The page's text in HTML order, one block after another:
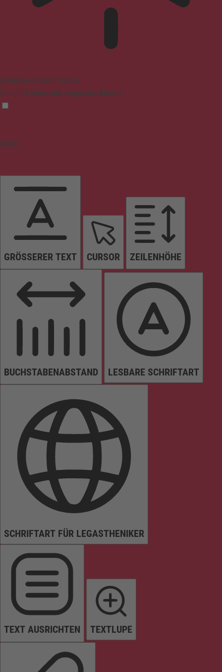
Epilepsie-sicherer Modus
Dämpft Farben und stoppt das Blinken
Inhalt
GRÖSSERER TEXT CURSOR ZEILENHÖHE
BUCHSTABENABSTAND LESBARE SCHRIFTART
SCHRIFTART FÜR LEGASTHENIKER
TEXT AUSRICHTEN TEXTLUPE